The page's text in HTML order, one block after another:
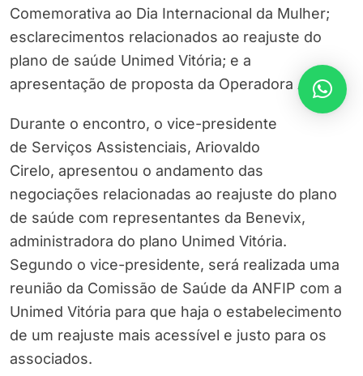
Comemorativa ao Dia Internacional da Mulher;
esclarecimentos relacionados ao reajuste do
plano de saúde Unimed Vitória; e a
apresentação de proposta da Operadora Amil.
Durante o encontro, o vice-presidente
de Serviços Assistenciais, Ariovaldo
Cirelo, apresentou o andamento das
negociações relacionadas ao reajuste do plano
de saúde com representantes da Benevix,
administradora do plano Unimed Vitória.
Segundo o vice-presidente, será realizada uma
reunião da Comissão de Saúde da ANFIP com a
Unimed Vitória para que haja o estabelecimento
de um reajuste mais acessível e justo para os
associados.